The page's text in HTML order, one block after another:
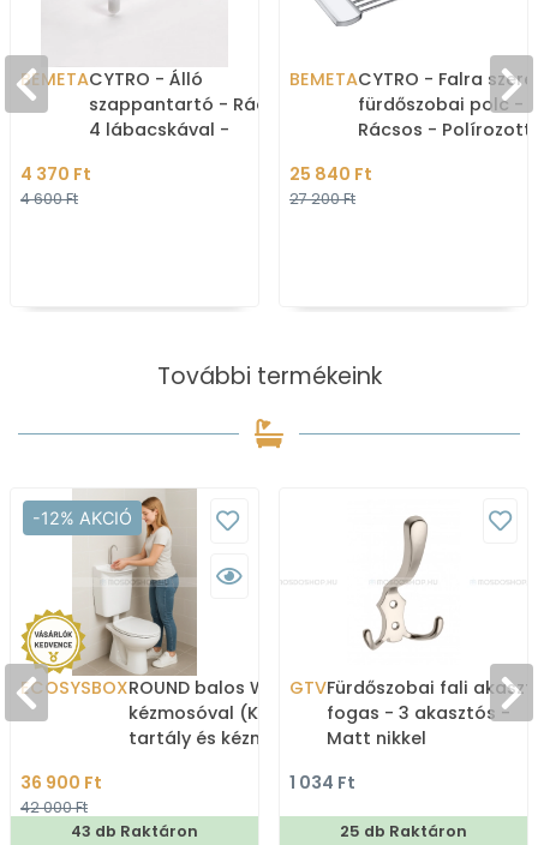
BEMETACYTRO - Álló
szappantartó - Rácsos -
4 lábacskával -
4 370 Ft
4 600 Ft
BEMETACYTRO - Falra
fürdőszobai polc -
Rácsos - Polírozott
25 840 Ft
27 200 Ft
További termékeink
-12% AKCIÓ
ECOSYSBOXROUND balos WC tartály
kézmosóval (Kombi WC
tartály és kézmosó)
36 900 Ft
42 000 Ft
43 db Raktáron
GTVFürdőszobai fali
fogas - 3 akasztós -
Matt nikkel
1 034 Ft
25 db Raktáron